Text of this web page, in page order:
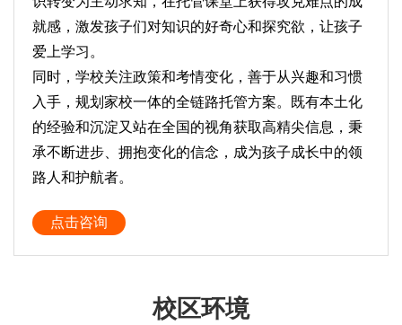
就感，激发孩子们对知识的好奇心和探究欲，让孩子
爱上学习。
同时，学校关注政策和考情变化，善于从兴趣和习惯
入手，规划家校一体的全链路托管方案。既有本土化
的经验和沉淀又站在全国的视角获取高精尖信息，秉
承不断进步、拥抱变化的信念，成为孩子成长中的领
路人和护航者。
点击咨询
校区环境